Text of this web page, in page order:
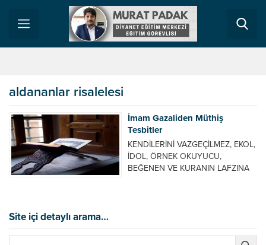
aldananlar risalelesi
İmam Gazaliden Müthiş
Tesbitler
KENDİLERİNİ VAZGEÇİLMEZ, EKOL,
İDOL, ÖRNEK OKUYUCU,
BEĞENEN VE KURANIN LAFZINA
Harflere Takılıp Kalanlar: Diğer bir
grup ise Fâtiha’nın harflerini doğru
Site içi detaylı arama…